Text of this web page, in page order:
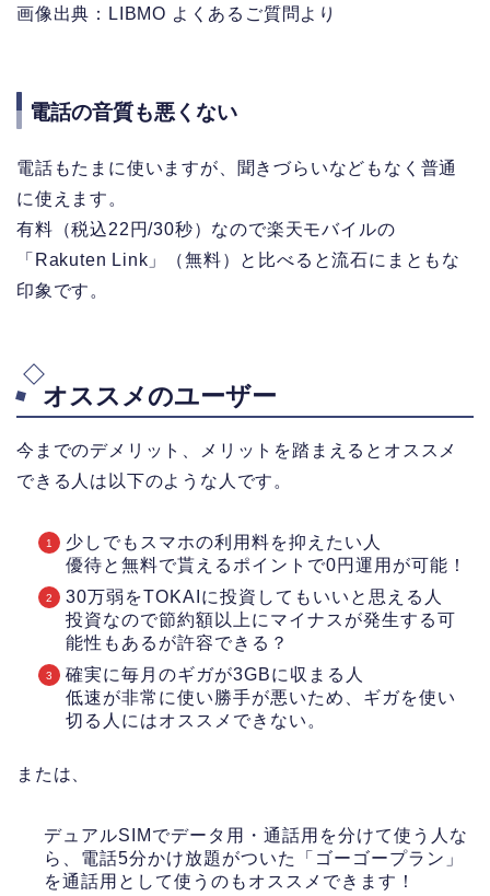
画像出典：LIBMO よくあるご質問より
電話の音質も悪くない
電話もたまに使いますが、聞きづらいなどもなく普通
に使えます。
有料（税込22円/30秒）なので楽天モバイルの
「Rakuten Link」（無料）と比べると流石にまともな
印象です。
オススメのユーザー
今までのデメリット、メリットを踏まえるとオススメ
できる人は以下のような人です。
少しでもスマホの利用料を抑えたい人
優待と無料で貰えるポイントで0円運用が可能！
30万弱をTOKAIに投資してもいいと思える人
投資なので節約額以上にマイナスが発生する可
能性もあるが許容できる？
確実に毎月のギガが3GBに収まる人
低速が非常に使い勝手が悪いため、ギガを使い
切る人にはオススメできない。
または、
デュアルSIMでデータ用・通話用を分けて使う人な
ら、電話5分かけ放題がついた「ゴーゴープラン」
を通話用として使うのもオススメできます！